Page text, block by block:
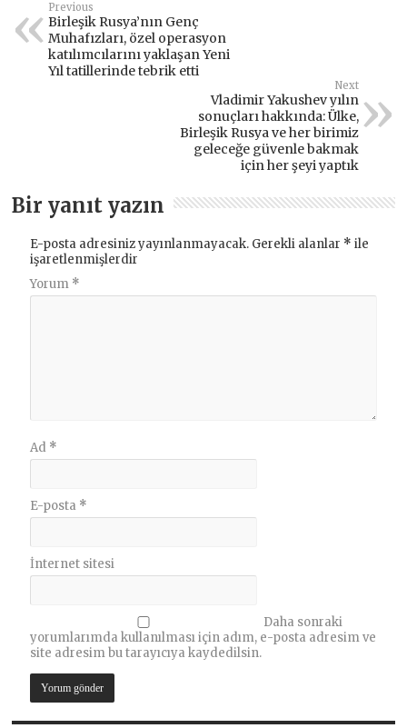
Previous
Birleşik Rusya’nın Genç
Muhafızları, özel operasyon
katılımcılarını yaklaşan Yeni
Yıl tatillerinde tebrik etti
Next
Vladimir Yakushev yılın
sonuçları hakkında: Ülke,
Birleşik Rusya ve her birimiz
geleceğe güvenle bakmak
için her şeyi yaptık
Bir yanıt yazın
E-posta adresiniz yayınlanmayacak. Gerekli alanlar * ile
işaretlenmişlerdir
Yorum *
Ad *
E-posta *
İnternet sitesi
Daha sonraki
yorumlarımda kullanılması için adım, e-posta adresim ve
site adresim bu tarayıcıya kaydedilsin.